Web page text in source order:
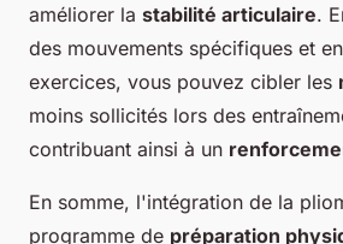
améliorer la stabilité articulaire.
des mouvements spécifiques et
exercices, vous pouvez cibler les
moins sollicités lors des
contribuant ainsi à un
En somme, l'intégration de la
programme de préparation